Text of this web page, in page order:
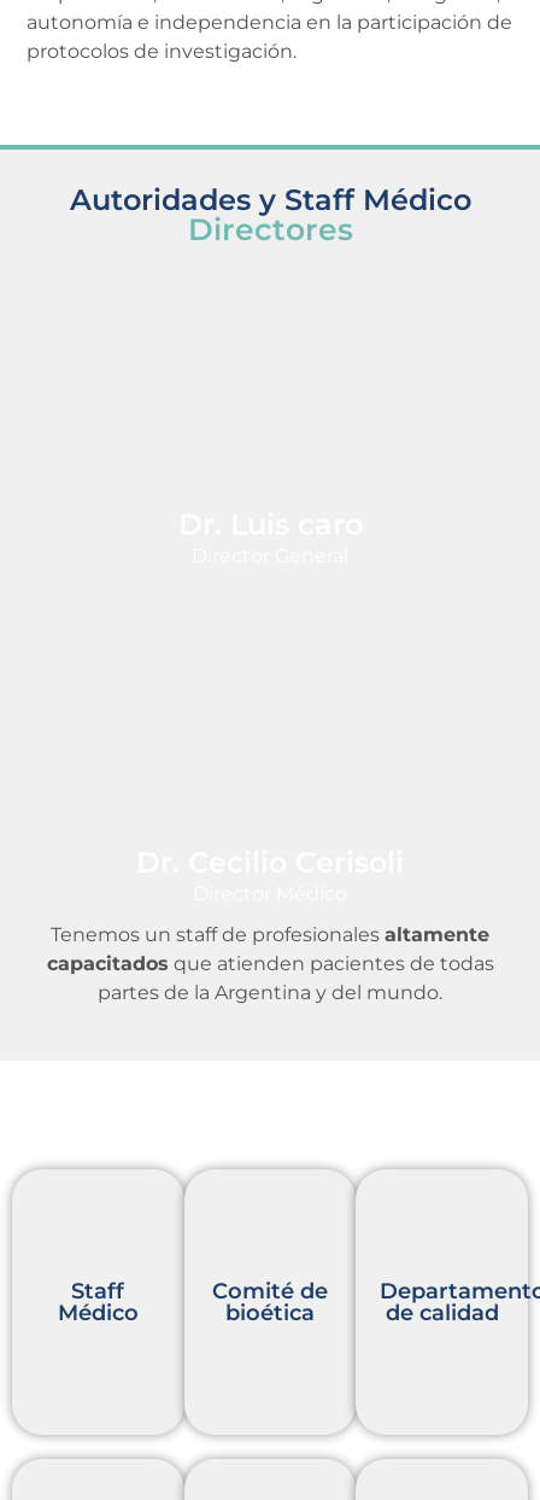
autonomía e independencia en la participación de
protocolos de investigación.
Autoridades y Staff Médico
Directores
Tenemos un staff de profesionales altamente
capacitados que atienden pacientes de todas
partes de la Argentina y del mundo.
Staff
Médico
Comité de
bioética
Más
de calidad